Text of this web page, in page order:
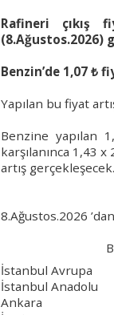
Rafineri çıkış
(8.Ağustos.2026)
Benzin’de 1,07 ₺ f
Yapılan bu fiyat
Benzine yapılan
karşılanınca 1,43
artış gerçekleşecek.
8.Ağustos.2026
İstanbul
İstanbul
Ankara